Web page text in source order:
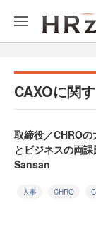
CAXOに関
取締役／CHRO
とビジネスの両
Sansan
人事 CHRO